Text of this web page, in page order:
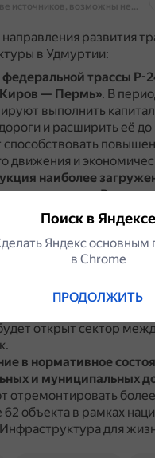
На основе источников, возможны неточности
развития
в Удмуртии:
федеральной трассы Р-
— Пермь». В
выполнить
и расширить её
способствовать
движения и
наиболее
автодорог.В
Воткинск», которая
направлений
маршрутом для
дороги «Ижевск —
в связи с
нового терминала
открыт сектор
в нормативное
и муниципальных
отремонтировать
объекта в рамках
для
Поиск в Яндексе
Яндекс основным
в Сhrome
ПРОДОЛЖИТЬ